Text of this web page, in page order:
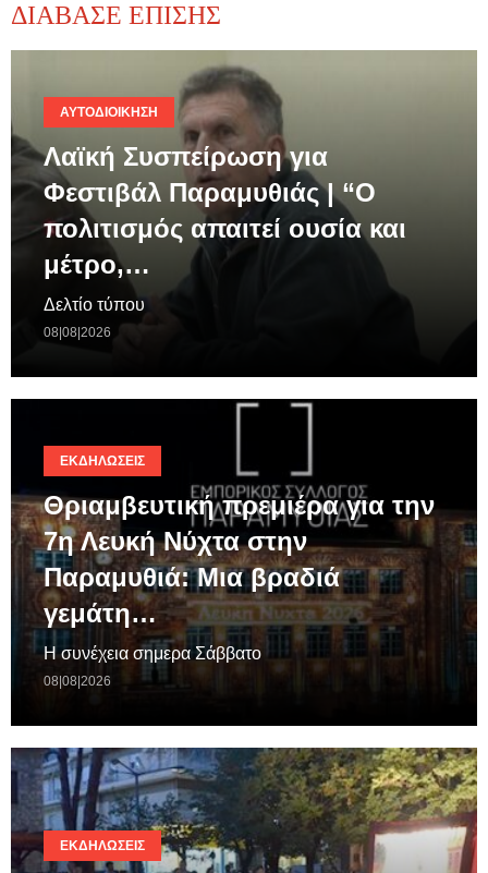
ΔΙΑΒΑΣΕ ΕΠΙΣΗΣ
ΑΥΤΟΔΙΟΊΚΗΣΗ
Λαϊκή Συσπείρωση για
Φεστιβάλ Παραμυθιάς | “Ο
πολιτισμός απαιτεί ουσία και
μέτρο,…
Δελτίο τύπου
08|08|2026
ΕΚΔΗΛΏΣΕΙΣ
Θριαμβευτική πρεμιέρα για την
7η Λευκή Νύχτα στην
Παραμυθιά: Μια βραδιά
γεμάτη…
Η συνέχεια σημερα Σάββατο
08|08|2026
ΕΚΔΗΛΏΣΕΙΣ